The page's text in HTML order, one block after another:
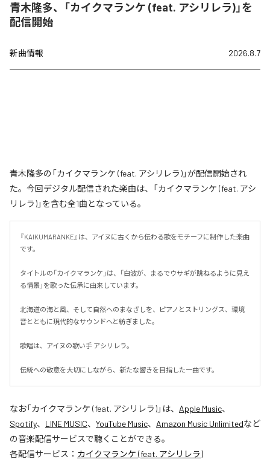
青木隆多、「カイクマランケ (feat. アシリレラ)」を
配信開始
新曲情報 2026.8.7
青木隆多の「カイクマランケ (feat. アシリレラ)」が配信開始され
た。今回デジタル配信された楽曲は、「カイクマランケ (feat. アシ
リレラ)」を含む全1曲となっている。
『KAIKUMARANKE』は、アイヌに古くから伝わる歌をモチーフに制作した楽曲
です。
タイトルの「カイクマランケ」は、「白波が、まるでウサギが跳ねるように見え
る情景」を歌った伝承に由来しています。
北海道の海と風、そして自然へのまなざしを、ピアノとストリングス、環境
音とともに現代的なサウンドへと紡ぎました。
歌唱は、アイヌの歌い手 アシリレラ。
伝統への敬意を大切にしながら、新たな響きを目指した一曲です。
なお「カイクマランケ (feat. アシリレラ)」は、 Apple Music、
Spotify、 LINE MUSIC、 YouTube Music、 Amazon Music Unlimitedなど
の音楽配信サービスで聴くことができる。
各配信サービス： カイクマランケ (feat. アシリレラ)